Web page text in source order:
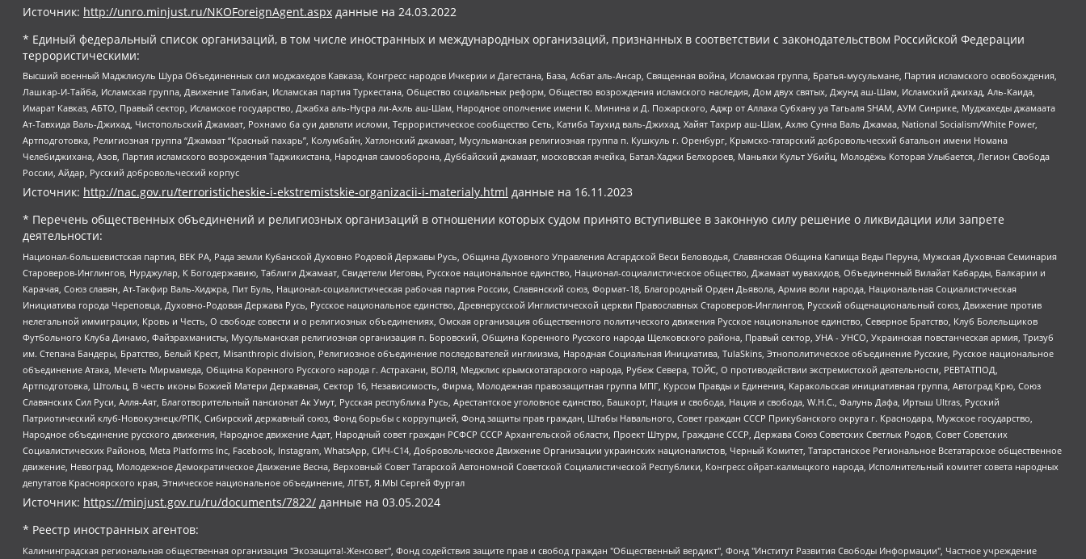
Источник: http://unro.minjust.ru/NKOForeignAgent.aspx данные на 24.03.2022
* Единый федеральный список организаций, в том числе иностранных и международных организаций, признанных в соответствии с законодательством Российской Федерации
террористическими:
Высший военный Маджлисуль Шура Объединенных сил моджахедов Кавказа, Конгресс народов Ичкерии и Дагестана, База, Асбат аль-Ансар, Священная война, Исламская группа, Братья-мусульмане, Партия исламского освобождения,
Лашкар-И-Тайба, Исламская группа, Движение Талибан, Исламская партия Туркестана, Общество социальных реформ, Общество возрождения исламского наследия, Дом двух святых, Джунд аш-Шам, Исламский джихад, Аль-Каида,
Имарат Кавказ, АБТО, Правый сектор, Исламское государство, Джабха аль-Нусра ли-Ахль аш-Шам, Народное ополчение имени К. Минина и Д. Пожарского, Аджр от Аллаха Субхану уа Тагьаля SHAM, АУМ Синрике, Муджахеды джамаата
Ат-Тавхида Валь-Джихад, Чистопольский Джамаат, Рохнамо ба суи давлати исломи, Террористическое сообщество Сеть, Катиба Таухид валь-Джихад, Хайят Тахрир аш-Шам, Ахлю Сунна Валь Джамаа, National Socialism/White Power,
Артподготовка, Религиозная группа “Джамаат “Красный пахарь”, Колумбайн, Хатлонский джамаат, Мусульманская религиозная группа п. Кушкуль г. Оренбург, Крымско-татарский добровольческий батальон имени Номана
Челебиджихана, Азов, Партия исламского возрождения Таджикистана, Народная самооборона, Дуббайский джамаат, московская ячейка, Батал-Хаджи Белхороев, Маньяки Культ Убийц, Молодёжь Которая Улыбается, Легион Свобода
России, Айдар, Русский добровольческий корпус
Источник: http://nac.gov.ru/terroristicheskie-i-ekstremistskie-organizacii-i-materialy.html данные на 16.11.2023
* Перечень общественных объединений и религиозных организаций в отношении которых судом принято вступившее в законную силу решение о ликвидации или запрете
деятельности:
Национал-большевистская партия, ВЕК РА, Рада земли Кубанской Духовно Родовой Державы Русь, Община Духовного Управления Асгардской Веси Беловодья, Славянская Община Капища Веды Перуна, Мужская Духовная Семинария
Староверов-Инглингов, Нурджулар, К Богодержавию, Таблиги Джамаат, Свидетели Иеговы, Русское национальное единство, Национал-социалистическое общество, Джамаат мувахидов, Объединенный Вилайат Кабарды, Балкарии и
Карачая, Союз славян, Ат-Такфир Валь-Хиджра, Пит Буль, Национал-социалистическая рабочая партия России, Славянский союз, Формат-18, Благородный Орден Дьявола, Армия воли народа, Национальная Социалистическая
Инициатива города Череповца, Духовно-Родовая Держава Русь, Русское национальное единство, Древнерусской Инглистической церкви Православных Староверов-Инглингов, Русский общенациональный союз, Движение против
нелегальной иммиграции, Кровь и Честь, О свободе совести и о религиозных объединениях, Омская организация общественного политического движения Русское национальное единство, Северное Братство, Клуб Болельщиков
Футбольного Клуба Динамо, Файзрахманисты, Мусульманская религиозная организация п. Боровский, Община Коренного Русского народа Щелковского района, Правый сектор, УНА - УНСО, Украинская повстанческая армия, Тризуб
им. Степана Бандеры, Братство, Белый Крест, Misanthropic division, Религиозное объединение последователей инглиизма, Народная Социальная Инициатива, TulaSkins, Этнополитическое объединение Русские, Русское национальное
объединение Атака, Мечеть Мирмамеда, Община Коренного Русского народа г. Астрахани, ВОЛЯ, Меджлис крымскотатарского народа, Рубеж Севера, ТОЙС, О противодействии экстремистской деятельности, РЕВТАТПОД,
Артподготовка, Штольц, В честь иконы Божией Матери Державная, Сектор 16, Независимость, Фирма, Молодежная правозащитная группа МПГ, Курсом Правды и Единения, Каракольская инициативная группа, Автоград Крю, Союз
Славянских Сил Руси, Алля-Аят, Благотворительный пансионат Ак Умут, Русская республика Русь, Арестантское уголовное единство, Башкорт, Нация и свобода, Нация и свобода, W.H.С., Фалунь Дафа, Иртыш Ultras, Русский
Патриотический клуб-Новокузнецк/РПК, Сибирский державный союз, Фонд борьбы с коррупцией, Фонд защиты прав граждан, Штабы Навального, Совет граждан СССР Прикубанского округа г. Краснодара, Мужское государство,
Народное объединение русского движения, Народное движение Адат, Народный совет граждан РСФСР СССР Архангельской области, Проект Штурм, Граждане СССР, Держава Союз Советских Светлых Родов, Совет Советских
Социалистических Районов, Meta Platforms Inc, Facebook, Instagram, WhatsApp, СИЧ-С14, Добровольческое Движение Организации украинских националистов, Черный Комитет, Татарстанское Региональное Всетатарское общественное
движение, Невоград, Молодежное Демократическое Движение Весна, Верховный Совет Татарской Автономной Советской Социалистической Республики, Конгресс ойрат-калмыцкого народа, Исполнительный комитет совета народных
депутатов Красноярского края, Этническое национальное объединение, ЛГБТ, Я.МЫ Сергей Фургал
Источник: https://minjust.gov.ru/ru/documents/7822/ данные на 03.05.2024
* Реестр иностранных агентов:
Калининградская региональная общественная организация "Экозащита!-Женсовет", Фонд содействия защите прав и свобод граждан "Общественный вердикт", Фонд "Институт Развития Свободы Информации", Частное учреждение "Информационное агентство МЕМО. РУ", Региональная общественная организация "Общественная комиссия по сохранению наследия академика Сахарова", Фонд поддержки свободы прессы, Санкт-Петербургская общественная правозащитная организация "Гражданский контроль", Межрегиональная общественная организация "Информационно-просветительский центр "Мемориал", Региональный Фонд "Центр Защиты Прав Средств Массовой Информации", с 05.12.2023 Фонд "Центр Защиты Прав Средств массовой информации", Региональная общественная благотворительная организация помощи беженцам и мигрантам "Гражданское содействие", Негосударственное образовательное учреждение дополнительного профессионального образования (повышение квалификации) специалистов "АКАДЕМИЯ ПО ПРАВАМ ЧЕЛОВЕКА", Свердловская региональная общественная организация "Сутяжник", Автономная некоммерческая организация "Центр независимых социологических исследований", Союз общественных объединений "Российский исследовательский центр по правам человека", Региональное общественное учреждение научно-информационный центр "МЕМОРИАЛ", Некоммерческая организация "Фонд защиты гласности", Автономная некоммерческая организация "Институт прав человека", Городская общественная организация "Екатеринбургское общество "МЕМОРИАЛ", Городская общественная организация "Рязанское историко-просветительское и правозащитное общество "Мемориал" (Рязанский Мемориал), Челябинский региональный орган общественной самодеятельности – женское общественное объединение "Женщины Евразии", Челябинский региональный орган общественной самодеятельности "Уральская правозащитная группа", Фонд содействия защите здоровья и социальной справедливости имени Андрея Рылькова, Автономная Некоммерческая Организация "Аналитический Центр Юрия Левады", Автономная некоммерческая организация социальной поддержки населения "Проект Апрель", Региональная общественная организация помощи женщинам и детям, находящимся в кризисной ситуации "Информационно-методический центр "Анна", Фонд содействия развитию массовых коммуникаций и правовому просвещению "Так-так-Так", Фонд содействия устойчивому развитию "Серебряная тайга", Свердловский региональный общественный фонд социальных проектов "Новое время", "Idel.Реалии", Кавказ.Реалии, Крым.Реалии, Телеканал Настоящее Время, Татаро-башкирская служба Радио Свобода (Azatliq Radiosi), Радио Свободная Европа/Радио Свобода (PCE/PC), "Сибирь.Реалии", "Фактограф", Благотворительный фонд помощи осужденным и их семьям, Автономная некоммерческая организация "Институт глобализации и социальных движений", Фонд "В защиту прав заключенных", Частное учреждение "Центр поддержки и содействия развитию средств массовой информации", Пензенский региональный общественный благотворительный фонд "Гражданский союз", "Север.Реалии", Некоммерческая организация Фонд "Правовая инициатива", Общество с ограниченной ответственностью "Радио Свободная Европа/Радио Свобода", Чешское информационное агентство "MEDIUM-ORIENT", Красноярская региональная общественная организация "Мы против СПИДа", Камалягин Денис Николаевич, Маркелов Сергей Евгеньевич, Пономарев Лев Александрович, Савицкая Людмила Алексеевна, Автономная некоммерческая организация "Центр по работе с проблемой насилия "НАСИЛИЮ.НЕТ", Межрегиональный профессиональный союз работников здравоохранения "Альянс врачей", Юридическое лицо, зарегистрированное в Латвийской Республике, SIA "Medusa Project" (регистрационный номер 40103797863, дата регистрации 10.06.2014), Некоммерческая организация "Фонд по борьбе с коррупцией", Автономная некоммерческая организация "Институт права и публичной политики", Баданин Роман Сергеевич, Гликин Максим Александрович, Железнова Мария Михайловна, Лукьянова Юлия Сергеевна, Маетная Елизавета Витальевна, Маняхин Петр Борисович, Чуракова Ольга Владимировна, Ярош Юлия Петровна, Юридическое лицо "The Insider SIA", зарегистрированное в Риге, Латвийская Республика (дата регистрации 26.06.2015), являющееся администратором доменного имени интернет-издания "The Insider SIA", https://theins.ru, Постернак Алексей Евгеньевич, Рубин Михаил Аркадьевич, Анин Роман Александрович, Юридическое лицо Istories fonds, зарегистрированное в Латвийской Республике (регистрационный номер 50008295751, дата регистрации 24.02.2020), Великовский Дмитрий Александрович, Долинина Ирина Николаевна, Мароховская Алеся Алексеевна, Шлейнов Роман Юрьевич, Шмагун Олеся Валентиновна, Общество с ограниченной ответственностью "Альтаир 2021", Общество с ограниченной ответственностью "Вега 2021", Общество с ограниченной ответственностью "Главный редактор 2021", Общество с ограниченной ответственностью "Ромашки монолит", Важенков Артем Валерьевич, Ивановская областная общественная организация "Центр гендерных исследований", Гурман Юрий Альбертович, Медиапроект "ОВД-Инфо", Егоров Владимир Владимирович, Жилинский Владимир Александрович, Общество с ограниченной ответственностью "ЗП", Иванова София Юрьевна, Карезина Инна Павловна, Кильтау Екатерина Викторовна, Петров Алексей Викторович, Пискунов Сергей Евгеньевич, Смирнов Сергей Сергеевич, Тихонов Михаил Сергеевич, Общество с ограниченной ответственностью "ЖУРНАЛИСТ-ИНОСТРАННЫЙ АГЕНТ", Арапова Галина Юрьевна, Вольтская Татьяна Анатольевна, Американская компания "Mason G.E.S. Anonymous Foundation" (США), являющаяся владельцем интернет-издания https://mnews.world/, Компания "Stichting Bellingcat", зарегистрированная в Нидерландах (дата регистрации 11.07.2018), Захаров Андрей Вячеславович, Клепиковская Екатерина Дмитриевна, Общество с ограниченной ответственностью "МЕМО", Перл Роман Александрович, Симонов Евгений Алексеевич, Соловьева Елена Анатольевна, Сотников Даниил Владимирович, Сурначева Елизавета Дмитриевна, Автономная некоммерческая организация по защите прав человека и информированию населения "Якутия – Наше Мнение", Общество с ограниченной ответственностью "Москоу диджитал медиа", с 26.01.2023 Общество с ограниченной ответственностью "Чайка Белые сады", Ветошкина Валерия Валерьевна, Заговора Максим Александрович, Межрегиональное общественное движение "Российская ЛГБТ - сеть", Оленичев Максим Владимирович, Павлов Иван Юрьевич, Скворцова Елена Сергеевна, Общество с ограниченной ответственностью "Как бы инагент", Кочетков Игорь Викторович, Общество с ограниченной ответственностью "Честные выборы", Еланчик Олег Александрович, Общество с ограниченной ответственностью "Нобелевский призыв", Гималова Регина Эмилевна, Григорьев Андрей Валерьевич, Григорьева Алина Александровна, Ассоциация по содействию защите прав призывников, альтернативнослужащих и военнослужащих "Правозащитная группа "Гражданин.Армия.Право", Хисамова Регина Фаритовна, Автономная некоммерческая организация по реализации социально-правовых программ "Лилит", Дальневосточное общественное движение "Маяк", Санкт-Петербургская ЛГБТ-инициативная группа "Выход", Инициативная группа ЛГБТ+ "Реверс", Алексеев Андрей Викторович, Бекбулатова Таисия Львовна, Беляев Иван Михайлович, Владыкина Елена Сергеевна, Гельман Марат Александрович, Никульшина Вероника Юрьевна, Толоконникова Надежда Андреевна, Шендерович Виктор Анатольевич, Общество с ограниченной ответственностью "Данное сообщение", Общество с ограниченной ответственностью Издательский дом "Новая глава", Айнбиндер Александра Александровна, Московский комьюнити-центр для ЛГБТ+инициатив, Благотворительный фонд развития филантропии, Deutsche Welle (Германия, Kurt-Schumacher-Strasse 3, 53113 Bonn), Борзунова Мария Михайловна, Воробьев Виктор Викторович, Голубева Анна Львовна, Константинова Алла Михайловна, Малкова Ирина Владимировна, Мурадов Мурад Абдулгалимович, Осетинская Елизавета Николаевна, Понасенков Евгений Николаевич, Ганапольский Матвей Юрьевич, Киселев Евгений Алексеевич, Борухович Ирина Григорьевна, Дремин Иван Тимофеевич, Дубровский Дмитрий Викторович, Красноярская региональная общественная организация поддержки и развития альтернативных образовательных технологий и межкультурных коммуникаций "ИНТЕРРА", Маяковская Екатерина Алексеевна, Фейгин Марк Захарович, Филимонов Андрей Викторович, Дзугкоева Регина Николаевна, Доброхотов Роман Александрович, Дудь Юрий Александрович, Елкин Сергей Владимирович, Кругликов Кирилл Игоревич, Сабунаева Мария Леонидовна, Семенов Алексей Владимирович, Шаинян Карен Багратович, Шульман Екатерина Михайловна, Асафьев Артур Валерьевич, Вахштайн Виктор Семенович, Венедиктов Алексей Алексеевич, Лушникова Екатерина Евгеньевна, Волков Леонид Михайлович, Невзоров Александр Глебович, Пархоменко Сергей Борисович, Сироткин Ярослав Николаевич, Кара-Мурза Владимир Владимирович, Баранова Наталья Владимировна, Гозман Леонид Яковлевич, Кагарлицкий Борис Юльевич, Климарев Михаил Валерьевич, Милов Владимир Станиславович, Автономная некоммерческая организация Краснодарский центр современного искусства "Типография", Моргенштерн Алишер Тагирович, Соболь Любовь Эдуардовна, Общество с ограниченной ответственностью "ЛИЗА НОРМ", Каспаров Гарри Кимович, Ходорковский Михаил Борисович, Общество с ограниченной ответственностью "Апрельские тезисы", Данилович Ирина Брониславовна, Кашин Олег Владимирович, Петров Николай Владимирович, Пивоваров Алексей Владимирович, Соколов Михаил Владимирович, Цветкова Юлия Владимировна, Чичваркин Евгений Александрович, Комитет против пыток/Команда против пыток, Общество с ограниченной ответственностью "Первый научный", Общество с ограниченной ответственностью "Вертолет и ко", Белоцерковская Вероника Борисовна, Кац Максим Евгеньевич, Лазарева Татьяна Юрьевна, Шаведдинов Руслан Табризович, Яшин Илья Валерьевич, Общество с ограниченной ответственностью "Иноагент ААВ", Алешковский Дмитрий Петрович, Альбац Евгения Марковна, Быков Дмитрий Львович, Галямина Юлия Евгеньевна, Лойко Сергей Леонидович, Мартынов Кирилл Константинович, Медведев Сергей Александрович, Крашенинников Федор Геннадиевич, Гордеева Катерина Вл